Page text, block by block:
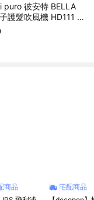
puro 彼安特 BELLA
護髮吹風機 HD111 /
商品
宅配商品